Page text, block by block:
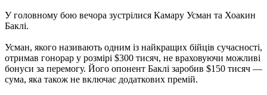
У головному бою вечора зустрілися Камару Усман та Хоакин
Баклі.
Усман, якого називають одним із найкращих бійців сучасності,
отримав гонорар у розмірі $300 тисяч, не враховуючи можливі
бонуси за перемогу. Його опонент Баклі заробив $150 тисяч —
сума, яка також не включає додаткових премій.